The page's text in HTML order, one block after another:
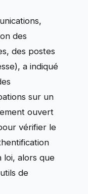
des
des postes
a indiqué
sur un
ouvert
vérifier le
loi, alors que
de